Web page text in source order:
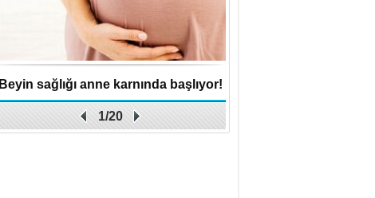
Beyin sağlığı anne karnında başlıyor!
1/20